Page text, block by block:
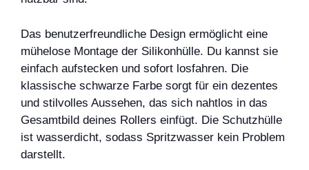
Das benutzerfreundliche Design ermöglicht eine
mühelose Montage der Silikonhülle. Du kannst sie
einfach aufstecken und sofort losfahren. Die
klassische schwarze Farbe sorgt für ein dezentes
und stilvolles Aussehen, das sich nahtlos in das
Gesamtbild deines Rollers einfügt. Die Schutzhülle
ist wasserdicht, sodass Spritzwasser kein Problem
darstellt.